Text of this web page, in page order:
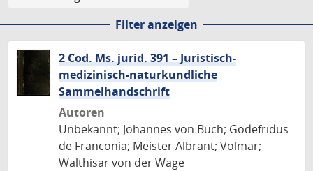
Filter anzeigen
2 Cod. Ms. jurid. 391 – Juristisch-
medizinisch-naturkundliche
Sammelhandschrift
Autoren
Unbekannt; Johannes von Buch; Godefridus
de Franconia; Meister Albrant; Volmar;
Walthisar von der Wage